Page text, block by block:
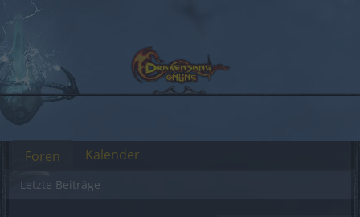
Foren
Letzte Beiträge
Kalender